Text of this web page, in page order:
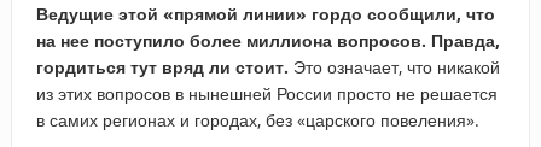
Ведущие этой «прямой линии» гордо сообщили, что
на нее поступило более миллиона вопросов. Правда,
гордиться тут вряд ли стоит. Это означает, что никакой
из этих вопросов в нынешней России просто не решается
в самих регионах и городах, без «царского повеления».